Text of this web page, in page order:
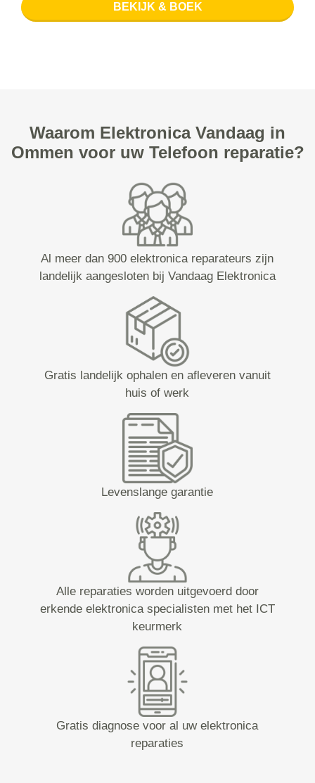
BEKIJK & BOEK
Waarom Elektronica Vandaag in
Ommen voor uw Telefoon reparatie?
Al meer dan 900 elektronica reparateurs zijn
landelijk aangesloten bij Vandaag Elektronica
Gratis landelijk ophalen en afleveren vanuit
huis of werk
Levenslange garantie
Alle reparaties worden uitgevoerd door
erkende elektronica specialisten met het ICT
keurmerk
Gratis diagnose voor al uw elektronica
reparaties